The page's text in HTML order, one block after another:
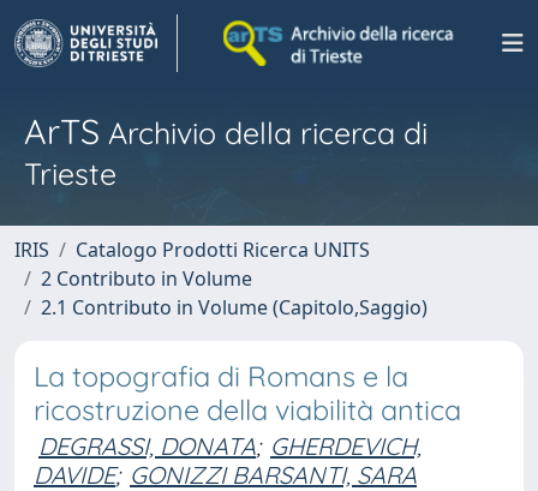
ArTS Archivio della ricerca di
Trieste
IRIS
Catalogo Prodotti Ricerca UNITS
2 Contributo in Volume
2.1 Contributo in Volume (Capitolo,Saggio)
La topografia di Romans e la
ricostruzione della viabilità antica
DEGRASSI, DONATA; GHERDEVICH,
DAVIDE; GONIZZI BARSANTI, SARA